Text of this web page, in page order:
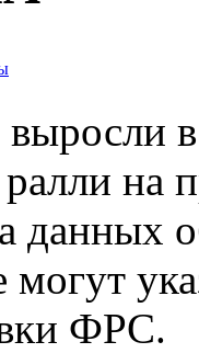
ралли на
данных
могут
ФРС.